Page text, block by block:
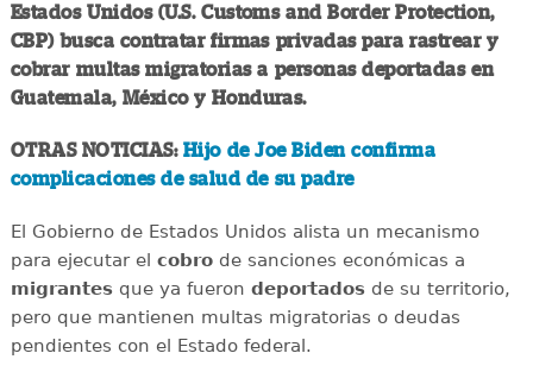
Estados Unidos (U.S. Customs and Border Protection,
CBP) busca contratar firmas privadas para rastrear y
cobrar multas migratorias a personas deportadas en
Guatemala, México y Honduras.
OTRAS NOTICIAS:Hijo de Joe Biden confirma
complicaciones de salud de su padre
El Gobierno de Estados Unidos alista un mecanismo
para ejecutar el cobrode sanciones económicas a
migrantesque ya fueron deportadosde su territorio,
pero que mantienen multas migratorias o deudas
pendientes con el Estado federal.